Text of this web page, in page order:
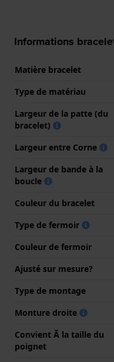
Informations
Matière bracelet
Type de matériau
Largeur de la patte (du
bracelet)
Largeur entre Corne
Largeur de bande à la
boucle
Couleur du bracelet
Type de fermoir
Couleur de fermoir
Ajusté sur mesure?
Type de montage
Monture droite
Convient Ă la taille du
poignet